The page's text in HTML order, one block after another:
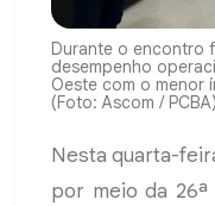
Durante o encontro
desempenho
Oeste com o menor
(Foto: Ascom / PCBA)
Nesta quarta-
por meio da 26ª